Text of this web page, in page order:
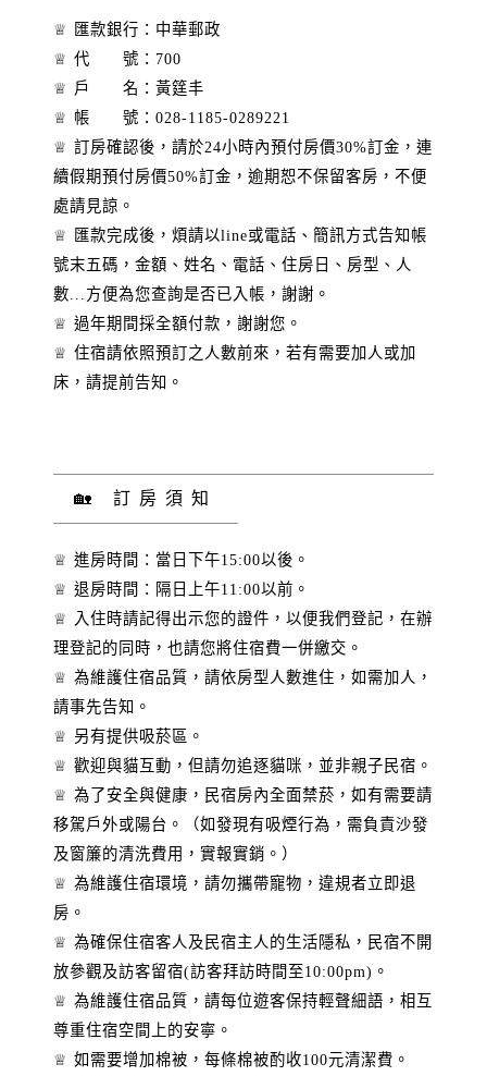
♕ 匯款銀行：中華郵政
♕ 代 號：700
♕ 戶 名：黃筳丰
♕ 帳 號：028-1185-0289221
♕ 訂房確認後，請於24小時內預付房價30%訂金，連
續假期預付房價50%訂金，逾期恕不保留客房，不便
處請見諒。
♕ 匯款完成後，煩請以line或電話、簡訊方式告知帳
號末五碼，金額、姓名、電話、住房日、房型、人
數...方便為您查詢是否已入帳，謝謝。
♕ 過年期間採全額付款，謝謝您。
♕ 住宿請依照預訂之人數前來，若有需要加人或加
床，請提前告知。
🏡 訂房須知
♕ 進房時間：當日下午15:00以後。
♕ 退房時間：隔日上午11:00以前。
♕ 入住時請記得出示您的證件，以便我們登記，在辦
理登記的同時，也請您將住宿費一併繳交。
♕ 為維護住宿品質，請依房型人數進住，如需加人，
請事先告知。
♕ 另有提供吸菸區。
♕ 歡迎與貓互動，但請勿追逐貓咪，並非親子民宿。
♕ 為了安全與健康，民宿房內全面禁菸，如有需要請
移駕戶外或陽台。（如發現有吸煙行為，需負責沙發
及窗簾的清洗費用，實報實銷。）
♕ 為維護住宿環境，請勿攜帶寵物，違規者立即退
房。
♕ 為確保住宿客人及民宿主人的生活隱私，民宿不開
放參觀及訪客留宿(訪客拜訪時間至10:00pm)。
♕ 為維護住宿品質，請每位遊客保持輕聲細語，相互
尊重住宿空間上的安寧。
♕ 如需要增加棉被，每條棉被酌收100元清潔費。